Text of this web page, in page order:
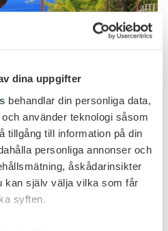
dina uppgifter
behandlar din personliga data,
använder teknologi såsom
tillgång till information på din
personliga annonser och
åskådarinsikter
kan själv välja vilka som får
syften.